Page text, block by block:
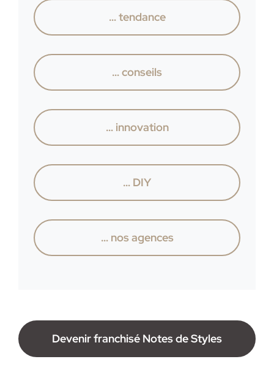
… tendance
… conseils
… innovation
… DIY
… nos agences
Devenir franchisé Notes de Styles